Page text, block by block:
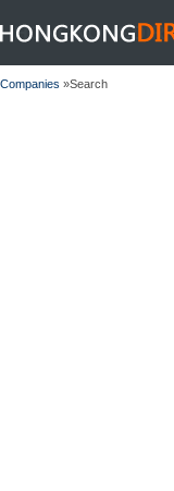
HONGKONGDIR
Companies »Search